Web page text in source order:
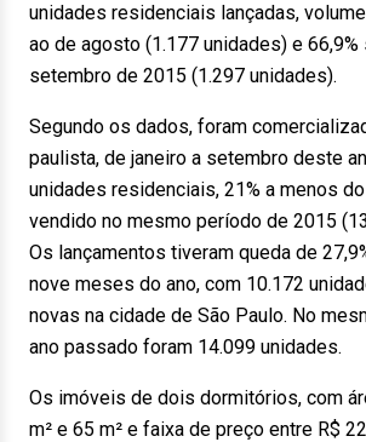
unidades residenciais lançadas,
ao de agosto (1.177 unidades) e 66,9%
setembro de 2015 (1.297 unidades).
Segundo os dados, foram
paulista, de janeiro a setembro deste
unidades residenciais, 21% a menos
vendido no mesmo período de 2015
Os lançamentos tiveram queda de
nove meses do ano, com 10.172
novas na cidade de São Paulo. No
ano passado foram 14.099 unidades.
Os imóveis de dois dormitórios, com
m² e 65 m² e faixa de preço entre R$